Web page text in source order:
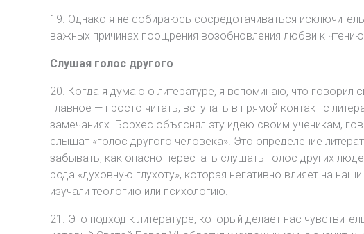
19. Однако я не собираюсь сосредотачиваться
важных причинах поощрения возобновления любви к
Слушая голос другого
20. Когда я думаю о литературе, я вспоминаю, что говорил
главное — просто читать, вступать в прямой контакт с
замечаниях. Борхес объяснял эту идею своим ученикам,
слышат «голос другого человека». Это определение
забывать, как опасно перестать слушать голос других
рода «духовную глухоту», которая негативно влияет на
изучали теологию или психологию.
21. Это подход к литературе, который делает нас